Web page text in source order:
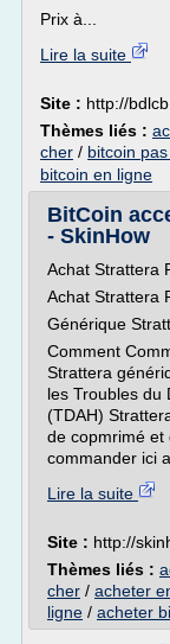
Prix à...
Lire la suite
Site : http://
Thèmes liés :
cher / bitcoin
bitcoin en ligne
BitCoin
- SkinHow
Achat Strattera
Achat Strattera
Générique
Comment
Strattera
les Troubles du
(TDAH)
de copmrimé et
commander ici
Lire la suite
Site : http://
Thèmes liés :
cher / acheter
ligne / acheter